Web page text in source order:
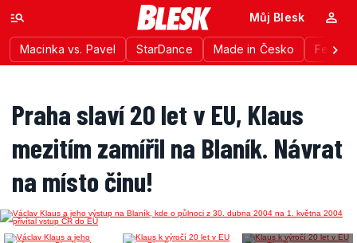
Macinka vs. Pavel StarDance Made in Česko
Můj Blesk
Praha slaví 20 let v EU, Klaus
mezitím zamířil na Blaník. Návrat
na místo činu!